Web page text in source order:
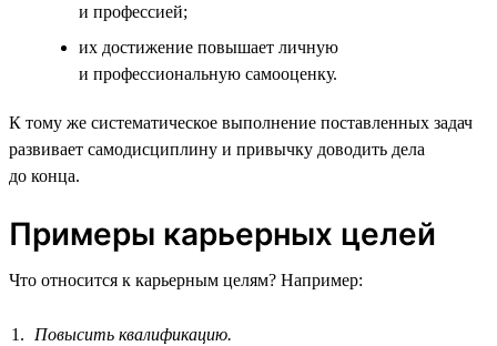
и профессией;
их достижение повышает личную
и профессиональную самооценку.
К тому же систематическое выполнение поставленных задач
развивает самодисциплину и привычку доводить дела
до конца.
Примеры карьерных целей
Что относится к карьерным целям? Например:
Повысить квалификацию.